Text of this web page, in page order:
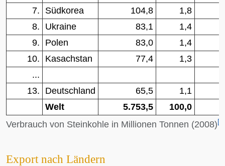
Verbrauch von Steinkohle in Millionen Tonnen (2008) [
7.
Südkorea 104,8
1,8
8.
Ukraine 83,1
1,4
9.
Polen 83,0
1,4
10.
Kasachstan 77,4
1,3
...
13.
Deutschland 65,5
1,1
Welt
5.753,5 100,0
Export nach Ländern